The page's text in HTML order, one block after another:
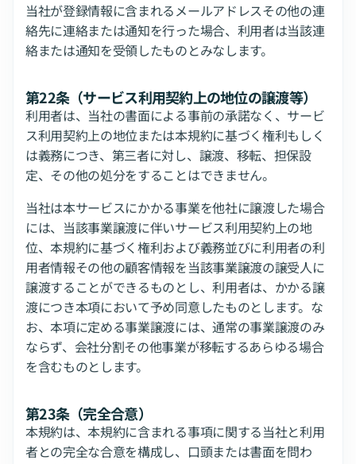
当社が登録情報に含まれるメールアドレスその他の連
絡先に連絡または通知を行った場合、利用者は当該連
絡または通知を受領したものとみなします。
第22条（サービス利用契約上の地位の譲渡等）
利用者は、当社の書面による事前の承諾なく、サービ
ス利用契約上の地位または本規約に基づく権利もしく
は義務につき、第三者に対し、譲渡、移転、担保設
定、その他の処分をすることはできません。
当社は本サービスにかかる事業を他社に譲渡した場合
には、当該事業譲渡に伴いサービス利用契約上の地
位、本規約に基づく権利および義務並びに利用者の利
用者情報その他の顧客情報を当該事業譲渡の譲受人に
譲渡することができるものとし、利用者は、かかる譲
渡につき本項において予め同意したものとします。な
お、本項に定める事業譲渡には、通常の事業譲渡のみ
ならず、会社分割その他事業が移転するあらゆる場合
を含むものとします。
第23条（完全合意）
本規約は、本規約に含まれる事項に関する当社と利用
者との完全な合意を構成し、口頭または書面を問わ